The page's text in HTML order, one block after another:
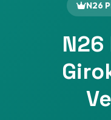
N26
N26